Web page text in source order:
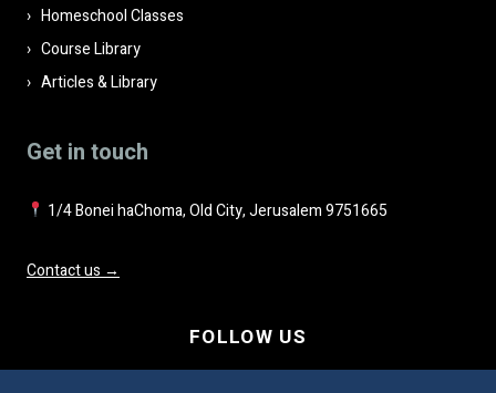
Homeschool Classes
Course Library
Articles & Library
Get in touch
1/4 Bonei haChoma, Old City, Jerusalem 9751665
Contact us →
FOLLOW US